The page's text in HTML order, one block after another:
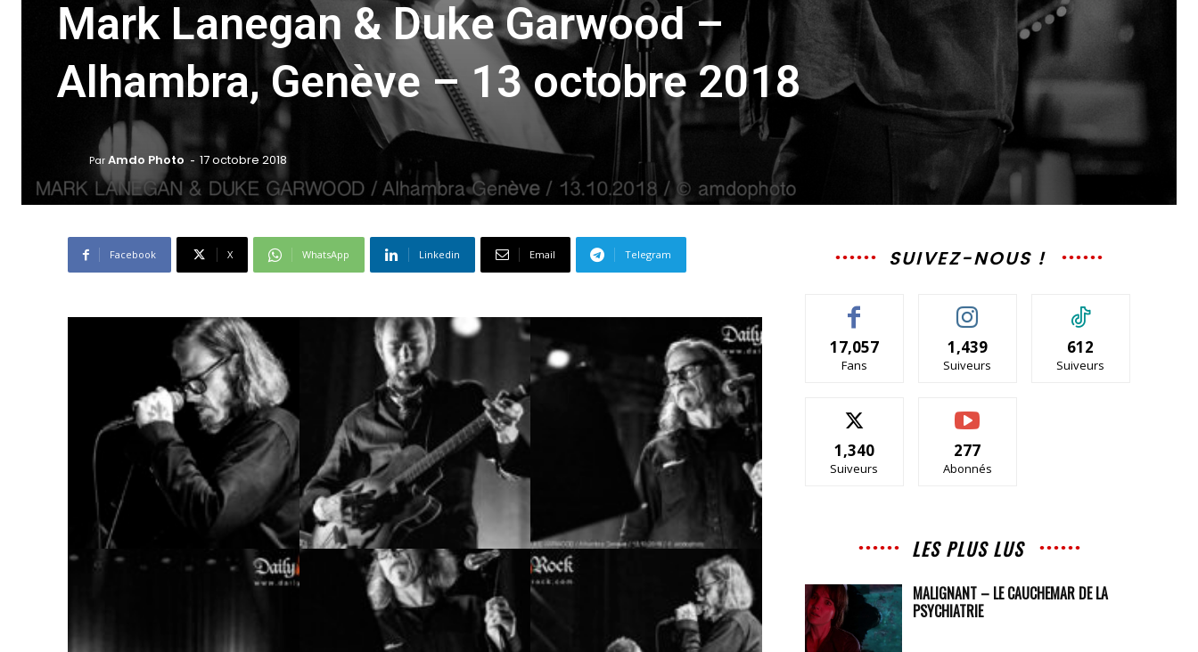
Mark Lanegan & Duke Garwood –
Alhambra, Genève – 13 octobre 2018
ParAmdo Photo - 17 octobre 2018
Facebook X WhatsApp Linkedin Email Telegram SUIVEZ-NOUS !
17,057
Fans
1,439
Suiveurs
612
Suiveurs
1,340
Suiveurs
277
Abonnés
LES PLUS LUS
MALIGNANT – LE CAUCHEMAR DE LA
PSYCHIATRIE